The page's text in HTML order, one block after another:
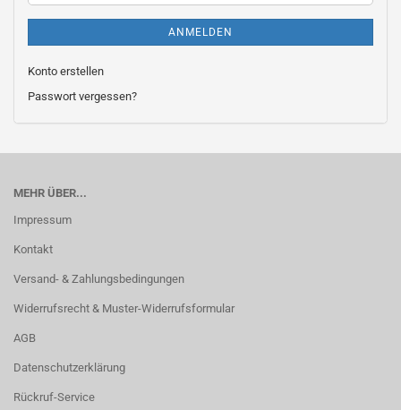
ANMELDEN
Konto erstellen
Passwort vergessen?
MEHR ÜBER...
Impressum
Kontakt
Versand- & Zahlungsbedingungen
Widerrufsrecht & Muster-Widerrufsformular
AGB
Datenschutzerklärung
Rückruf-Service